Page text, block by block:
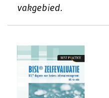
vakgebied.